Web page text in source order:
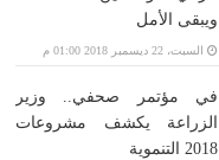
ويبقى الأمل
السبت، 22 ديسمبر 2018 01:00 م
في مؤتمر صحفي.. وزير
الزراعة يكشف مشروعات
2018 التنموية